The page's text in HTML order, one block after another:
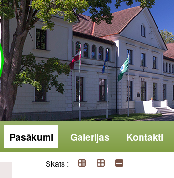
Pasākumi Galerijas Kontakti
Skats :